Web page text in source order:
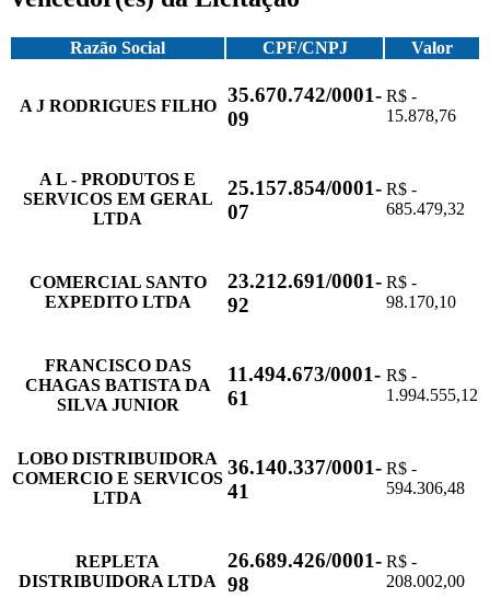
Razão Social CPF/CNPJ Valor
A J RODRIGUES FILHO
35.670.742/0001-
09
R$ -
15.878,76
A L - PRODUTOS E
SERVICOS EM GERAL
LTDA
25.157.854/0001-
07
R$ -
685.479,32
COMERCIAL SANTO
EXPEDITO LTDA
23.212.691/0001-
92
R$ -
98.170,10
FRANCISCO DAS
CHAGAS BATISTA DA
SILVA JUNIOR
11.494.673/0001-
61
R$ -
1.994.555,12
LOBO DISTRIBUIDORA
COMERCIO E SERVICOS
LTDA
36.140.337/0001-
41
R$ -
594.306,48
REPLETA
DISTRIBUIDORA LTDA
26.689.426/0001-
98
R$ -
208.002,00